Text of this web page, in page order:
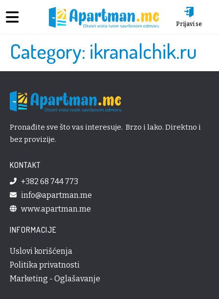
Prijavi se
Category: ikranalchik.ru
Pronađite sve što vas interesuje. Brzo i lako. Direktno i
bez provizije.
KONTAKT
+382 68 744 773
info@apartman.me
www.apartman.me
INFORMACIJE
Uslovi korišćenja
Politika privatnosti
Marketing - Oglašavanje